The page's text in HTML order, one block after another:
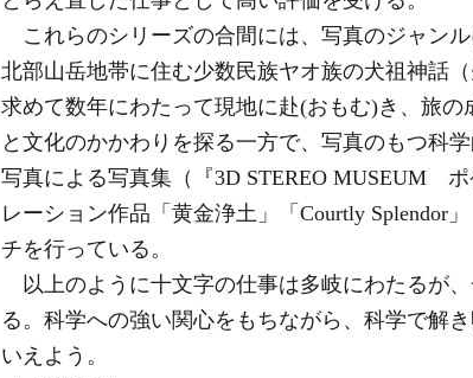
これらのシリーズの合間には、写真のジャン
北部山岳地帯に住む少数民族ヤオ族の犬祖神話
求めて数年にわたって現地に赴(おもむ)き、旅
と文化のかかわりを探る一方で、写真のもつ科
写真による写真集（『3D STEREO MUSEUM
レーション作品「黄金浄土」「Courtly Splendor
チを行っている。
以上のように十文字の仕事は多岐にわたるが
る。科学への強い関心をもちながら、科学で解
いえよう。